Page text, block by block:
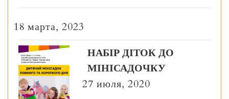
18 марта, 2023
НАБІР ДІТОК ДО
МІНІСАДОЧКУ
27 июля, 2020